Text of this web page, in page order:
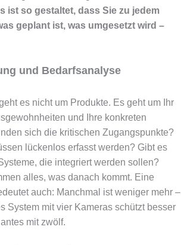
ist so gestaltet, dass Sie zu jedem
geplant ist, was umgesetzt wird –
und Bedarfsanalyse
es nicht um Produkte. Es geht um Ihr
und Ihre konkreten
sich die kritischen Zugangspunkte?
lückenlos erfasst werden? Gibt es
die integriert werden sollen?
alles, was danach kommt. Eine
auch: Manchmal ist weniger mehr –
System mit vier Kameras schützt besser
mit zwölf.